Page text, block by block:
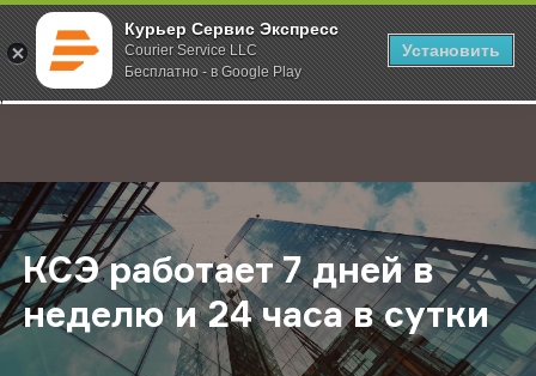
Курьер Сервис Экспресс
Courier Service LLC
Бесплатно - в Google Play
Установить
;
Главная О компании Новости КСЭ работает 7 дней в неделю и
КСЭ работает 7 дней в
неделю и 24 часа в сутки